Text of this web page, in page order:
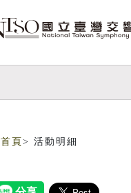
首頁 > 活動明細